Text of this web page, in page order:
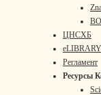
ЦНСХБ
eLIBRARY
Регламент
Ресурсы